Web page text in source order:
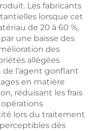
Les fabricants
lorsque cet
de 20 à 60 %,
une baisse des
des
allégées
de l’agent gonflant
en matière
réduisant les frais
lors du traitement
dès